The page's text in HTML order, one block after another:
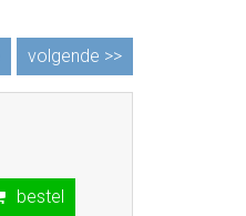
volgende >>
bestel